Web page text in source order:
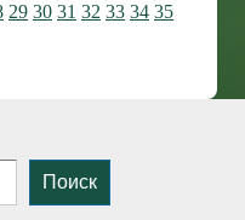
29 30 31 32 33 34 35
Поиск